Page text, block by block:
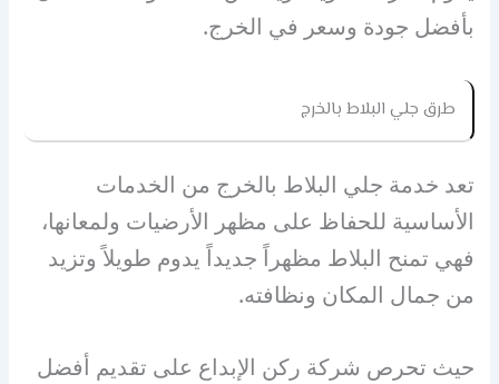
بأفضل جودة وسعر في الخرج.
طرق جلي البلاط بالخرج
تعد خدمة جلي البلاط بالخرج من الخدمات
الأساسية للحفاظ على مظهر الأرضيات ولمعانها،
فهي تمنح البلاط مظهراً جديداً يدوم طويلاً وتزيد
من جمال المكان ونظافته.
حيث تحرص شركة ركن الإبداع على تقديم أفضل